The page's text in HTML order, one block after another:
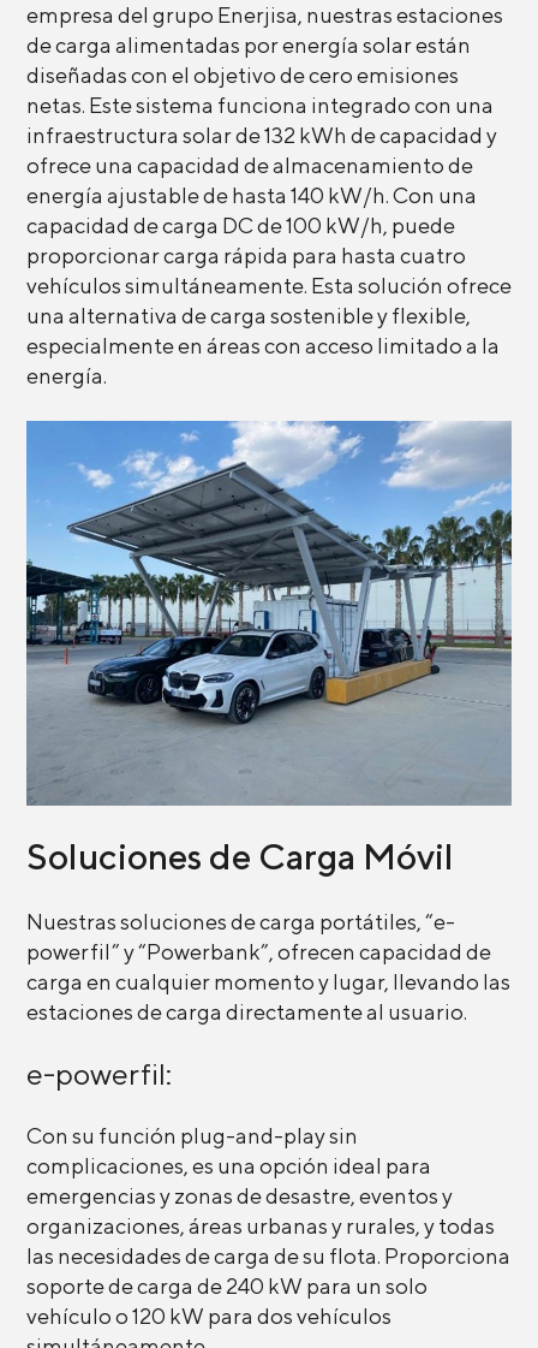
empresa del grupo Enerjisa, nuestras estaciones
de carga alimentadas por energía solar están
diseñadas con el objetivo de cero emisiones
netas. Este sistema funciona integrado con una
infraestructura solar de 132 kWh de capacidad y
ofrece una capacidad de almacenamiento de
energía ajustable de hasta 140 kW/h. Con una
capacidad de carga DC de 100 kW/h, puede
proporcionar carga rápida para hasta cuatro
vehículos simultáneamente. Esta solución ofrece
una alternativa de carga sostenible y flexible,
especialmente en áreas con acceso limitado a la
energía.
Soluciones de Carga Móvil
Nuestras soluciones de carga portátiles, “e-
powerfil” y “Powerbank”, ofrecen capacidad de
carga en cualquier momento y lugar, llevando las
estaciones de carga directamente al usuario.
e-powerfil:
Con su función plug-and-play sin
complicaciones, es una opción ideal para
emergencias y zonas de desastre, eventos y
organizaciones, áreas urbanas y rurales, y todas
las necesidades de carga de su flota. Proporciona
soporte de carga de 240 kW para un solo
vehículo o 120 kW para dos vehículos